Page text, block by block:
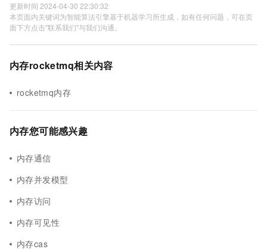
更新时间 2024-04-30 22:30:32
本页面内关键词为智能算法引擎基于机器学习所生成，如有任何问题，可在页
面下方点击"联系我们"与我们沟通。
内存rocketmq相关内容
rocketmq内存
内存您可能感兴趣
内存通信
内存并发模型
内存访问
内存可见性
内存cas